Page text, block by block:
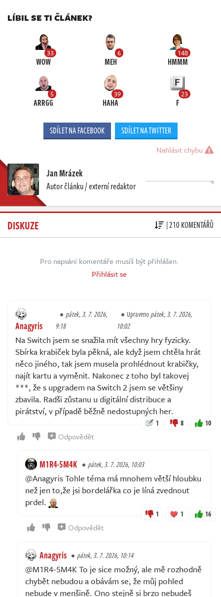
LÍBIL SE TI ČLÁNEK?
33
WOW
6
MEH
148
HMMM
5
ARRGG
39
HAHA
23
F
SDÍLET NA FACEBOOK SDÍLET NA TWITTER
Nahlásit chybu
Jan Mrázek
Autor článku / externí redaktor
DISKUZE | 210 KOMENTÁŘŮ
Pro napsání komentáře musíš být přihlášen.
Přihlásit se
Anagyris
pátek, 3. 7. 2026,
9:18
Upravenopátek, 3. 7. 2026,
10:02
Na Switch jsem se snažila mít všechny hry fyzicky.
Sbírka krabiček byla pěkná, ale když jsem chtěla hrát
něco jiného, tak jsem musela prohlédnout krabičky,
najít kartu a vyměnit. Nakonec z toho byl takovej
***, že s upgradem na Switch 2 jsem se většiny
zbavila. Radši zůstanu u digitální distribuce a
pirátství, v případě běžně nedostupných her.
1 8 10
Odpovědět
M1R4-5M4K pátek, 3. 7. 2026, 10:03
@Anagyris Tohle téma má mnohem větší hloubku
než jen to,že jsi bordelářka co je líná zvednout
prdel.
1 1 16
Odpovědět
Anagyris pátek, 3. 7. 2026, 10:14
@M1R4-5M4K To je sice možný, ale mě rozhodně
chybět nebudou a obávám se, že můj pohled
nebude v menšině. Ono stejně si brzo nebudeš